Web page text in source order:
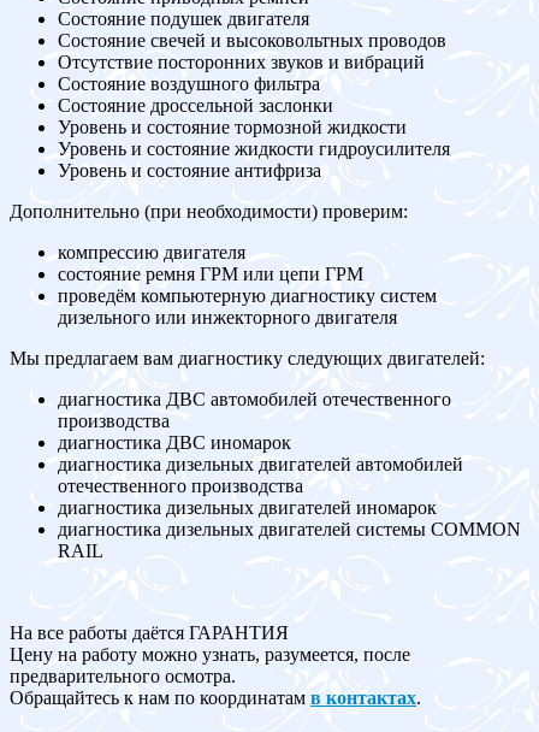
Состояние подушек двигателя
Состояние свечей и высоковольтных проводов
Отсутствие посторонних звуков и вибраций
Состояние воздушного фильтра
Состояние дроссельной заслонки
Уровень и состояние тормозной жидкости
Уровень и состояние жидкости гидроусилителя
Уровень и состояние антифриза
Дополнительно (при необходимости) проверим:
компрессию двигателя
состояние ремня ГРМ или цепи ГРМ
проведём компьютерную диагностику систем
дизельного или инжекторного двигателя
Мы предлагаем вам диагностику следующих двигателей:
диагностика ДВС автомобилей отечественного
производства
диагностика ДВС иномарок
диагностика дизельных двигателей автомобилей
отечественного производства
диагностика дизельных двигателей иномарок
диагностика дизельных двигателей системы COMMON
RAIL
На все работы даётся ГАРАНТИЯ
Цену на работу можно узнать, разумеется, после
предварительного осмотра.
Обращайтесь к нам по координатам в контактах.